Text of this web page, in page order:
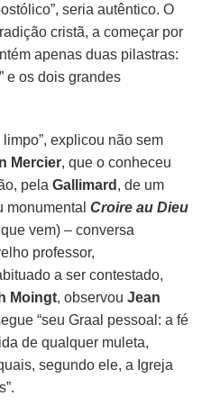
seria autêntico. O
cristã, a começar por
apenas duas pilastras:
e os dois grandes
explicou não sem
Mercier, que o conheceu
pelaGallimard , de um
monumentalCroire au Dieu
vem) – conversa
professor,
a ser contestado,
Moingt, observouJean
“seu Graal pessoal: a fé
de qualquer muleta,
segundo ele, a Igreja